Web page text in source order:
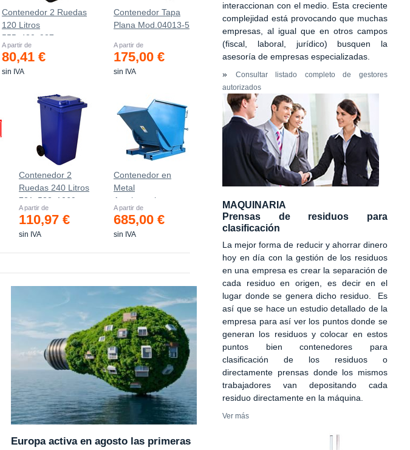
Contenedor 2 Ruedas
120 Litros
555х480х937mm
A partir de
80,41 €
sin IVA
Contenedor Tapa
Plana Mod.04013-5
A partir de
175,00 €
sin IVA
Contenedor 2
Ruedas 240 Litros
721х582х1069mm
A partir de
110,97 €
sin IVA
Contenedor en
Metal
Autobasculante
Estanco *
A partir de
685,00 €
sin IVA
Europa activa en agosto las primeras
interaccionan con el medio. Esta creciente
complejidad está provocando que muchas
empresas, al igual que en otros campos
(fiscal, laboral, jurídico) busquen la
asesoría de empresas especializadas.
» Consultar listado completo de gestores
autorizados
MAQUINARIA
Prensas de residuos para
clasificación
La mejor forma de reducir y ahorrar dinero
hoy en día con la gestión de los residuos
en una empresa es crear la separación de
cada residuo en origen, es decir en el
lugar donde se genera dicho residuo. Es
así que se hace un estudio detallado de la
empresa para así ver los puntos donde se
generan los residuos y colocar en estos
puntos bien contenedores para
clasificación de los residuos o
directamente prensas donde los mismos
trabajadores van depositando cada
residuo directamente en la máquina.
Ver más